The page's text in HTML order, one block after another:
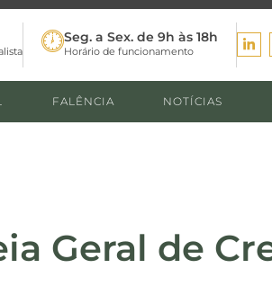
Seg. a Sex. de 9h às 18h
Horário de funcionamento
FALÊNCIA NOTÍCIAS
Geral de